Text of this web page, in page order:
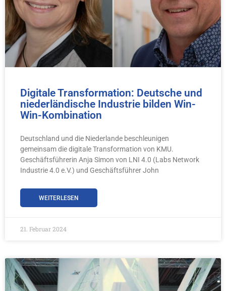
Digitale Transformation: Deutsche und
niederländische Industrie bilden Win-
Win-Kombination
Deutschland und die Niederlande beschleunigen
gemeinsam die digitale Transformation von KMU.
Geschäftsführerin Anja Simon von LNI 4.0 (Labs Network
Industrie 4.0 e.V.) und Geschäftsführer John
WEITERLESEN
21. Februar 2024